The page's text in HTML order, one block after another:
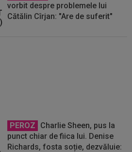
vorbit despre problemele lui
Cătălin Cîrjan: "Are de suferit"
PEROZ
Charlie Sheen, pus la
punct chiar de fiica lui. Denise
Richards, fosta soție, dezvăluie: